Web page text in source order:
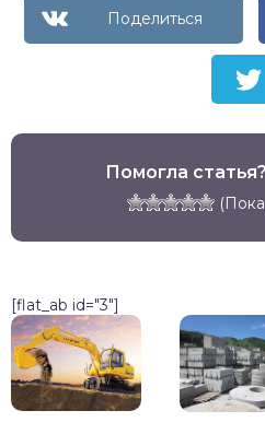
Помогла
[flat_ab id="3"]